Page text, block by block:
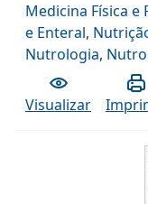
Medicina Física e
e Enteral,
Nutrologia,
Visualizar